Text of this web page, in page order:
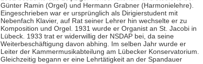
Günter Ramin (Orgel) und Hermann Grabner (Harmonielehre).
Eingeschrieben war er ursprünglich als Dirigierstudent mit
Nebenfach Klavier, auf Rat seiner Lehrer hin wechselte er zu
Komposition und Orgel. 1931 wurde er Organist an St. Jacobi in
Lübeck. 1933 trat er widerwillig der NSDAP bei, da seine
Weiterbeschäftigung davon abhing. Im selben Jahr wurde er
Leiter der Kammermusikabteilung am Lübecker Konservatorium.
Gleichzeitig begann er eine Lehrtätigkeit an der Spandauer